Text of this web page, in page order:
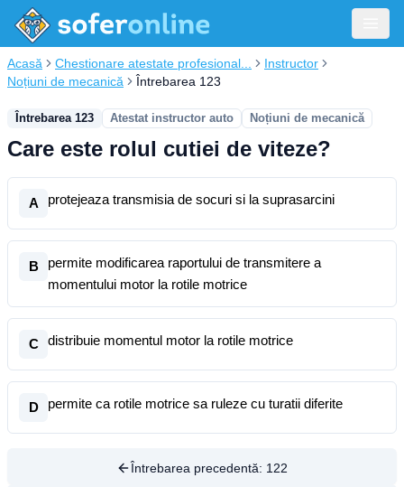
Acasă Chestionare atestate profesional...
Instructor
Noțiuni de mecanică
Întrebarea 123
Întrebarea 123 Atestat instructor auto Noțiuni de mecanică
Care este rolul cutiei de viteze?
A protejeaza transmisia de socuri si la suprasarcini
B
permite modificarea raportului de transmitere a
momentului motor la rotile motrice
C distribuie momentul motor la rotile motrice
D permite ca rotile motrice sa ruleze cu turatii diferite
Întrebarea precedentă: 122